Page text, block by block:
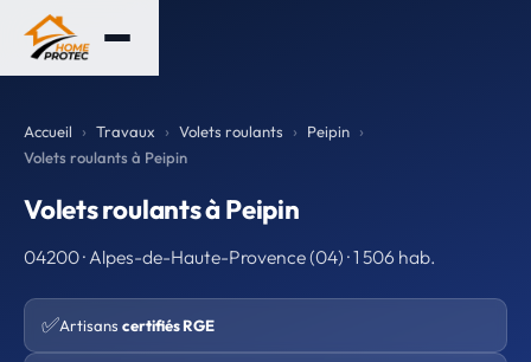
Accueil Travaux Volets roulants
Peipin
Volets roulants à Peipin
Volets roulants à Peipin
04200 · Alpes-de-Haute-Provence (04) · 1 506 hab.
✅Artisans certifiés RGE